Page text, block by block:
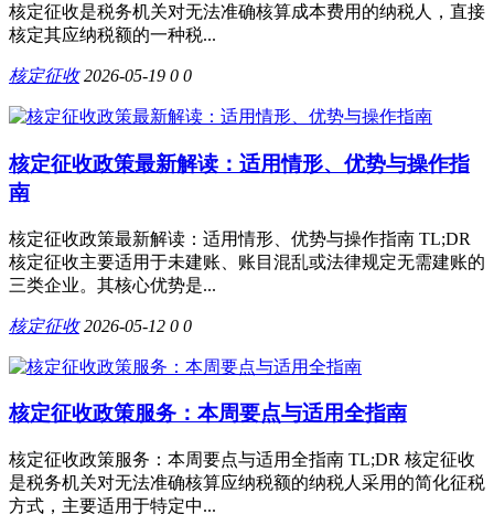
核定征收是税务机关对无法准确核算成本费用的纳税人，直接
核定其应纳税额的一种税...
核定征收 2026-05-19 0 0
核定征收政策最新解读：适用情形、优势与操作指
南
核定征收政策最新解读：适用情形、优势与操作指南 TL;DR
核定征收主要适用于未建账、账目混乱或法律规定无需建账的
三类企业。其核心优势是...
核定征收 2026-05-12 0 0
核定征收政策服务：本周要点与适用全指南
核定征收政策服务：本周要点与适用全指南 TL;DR 核定征收
是税务机关对无法准确核算应纳税额的纳税人采用的简化征税
方式，主要适用于特定中...